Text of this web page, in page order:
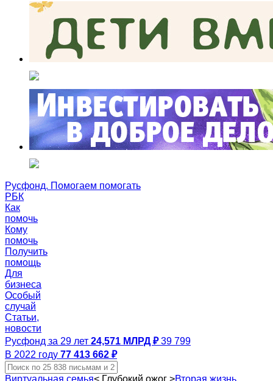
Русфонд. Помогаем помогать
РБК
Как
помочь
Кому
помочь
Получить
помощь
Для
бизнеса
Особый
случай
Статьи,
новости
Русфонд за 29 лет 24,571 МЛРД ₽ 39 799
В 2022 году 77 413 662 ₽
Виртуальная семья< Глубокий ожог >Вторая жизнь